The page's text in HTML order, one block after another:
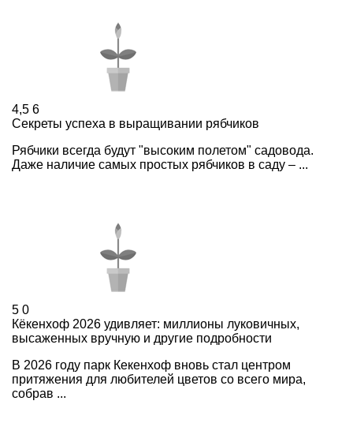
4,5 6
Секреты успеха в выращивании рябчиков
Рябчики всегда будут "высоким полетом" садовода.
Даже наличие самых простых рябчиков в саду – ...
5 0
Кёкенхоф 2026 удивляет: миллионы луковичных,
высаженных вручную и другие подробности
В 2026 году парк Кекенхоф вновь стал центром
притяжения для любителей цветов со всего мира,
собрав ...